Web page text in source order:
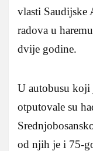
vlasti Saudijske
radova u
dvije godine.
U autobusu koji
otputovale su
od njih je i 75-